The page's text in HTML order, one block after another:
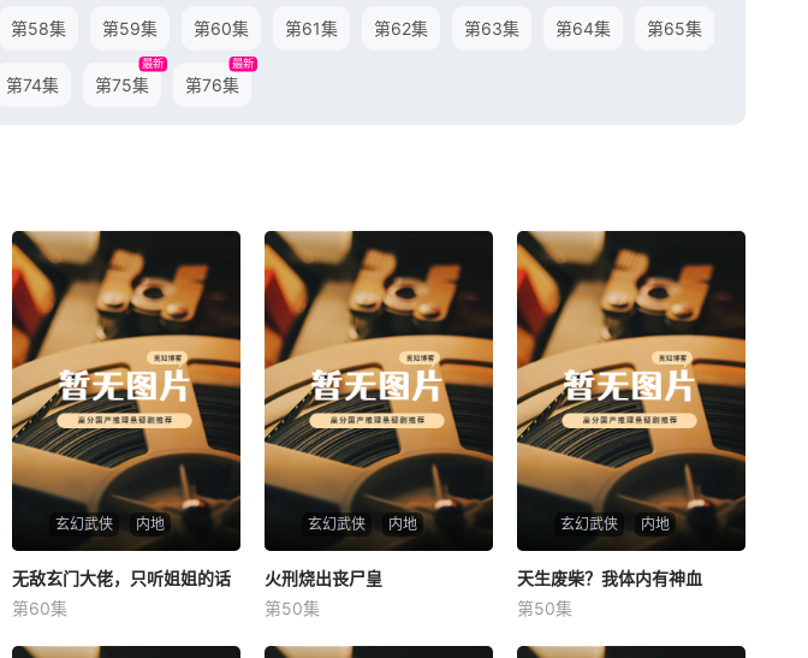
第58集 第59集 第60集 第61集 第62集 第63集 第64集 第65集
第74集 第75集
最新
第76集
最新
玄幻武侠 内地
无敌玄门大佬，只听姐姐的话
未知
无敌玄门大佬，只听姐姐的话
第60集
玄幻武侠 内地
火刑烧出丧尸皇
未知
火刑烧出丧尸皇
第50集
玄幻武侠 内地
未知
天生废柴？我体内有神血
第50集